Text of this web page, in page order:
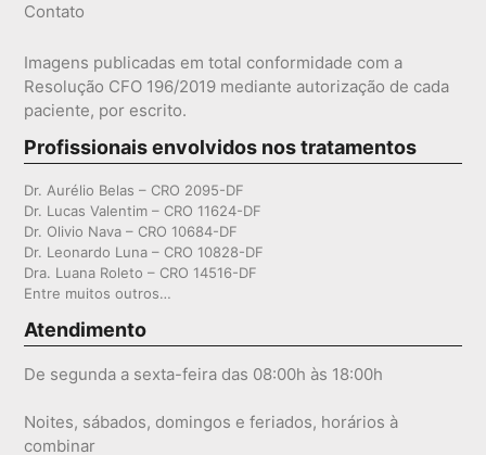
Contato
Imagens publicadas em total conformidade com a
Resolução CFO 196/2019 mediante autorização de cada
paciente, por escrito.
Profissionais envolvidos nos tratamentos
Dr. Aurélio Belas – CRO 2095-DF
Dr. Lucas Valentim – CRO 11624-DF
Dr. Olivio Nava – CRO 10684-DF
Dr. Leonardo Luna – CRO 10828-DF
Dra. Luana Roleto – CRO 14516-DF
Entre muitos outros…
Atendimento
De segunda a sexta-feira das 08:00h às 18:00h
Noites, sábados, domingos e feriados, horários à
combinar